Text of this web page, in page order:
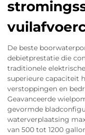
De beste
debietprestatie die
traditionele
superieure capaciteit
verstoppingen en
Geavanceerde
gevormde
waterverplaatsing
van 500 tot 1200